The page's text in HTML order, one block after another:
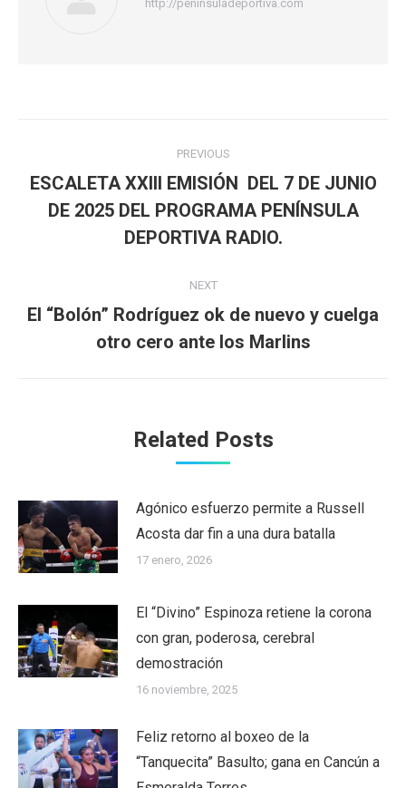
http://peninsuladeportiva.com
navigation
PREVIOUS
Previous
post:
ESCALETA XXIII EMISIÓN DEL 7 DE JUNIO
DE 2025 DEL PROGRAMA PENÍNSULA
DEPORTIVA RADIO.
NEXT
Next
post:
El “Bolón” Rodríguez ok de nuevo y cuelga
otro cero ante los Marlins
Related Posts
Agónico esfuerzo permite a Russell
Acosta dar fin a una dura batalla
17 enero, 2026
El “Divino” Espinoza retiene la corona
con gran, poderosa, cerebral
demostración
16 noviembre, 2025
Feliz retorno al boxeo de la
“Tanquecita” Basulto; gana en Cancún a